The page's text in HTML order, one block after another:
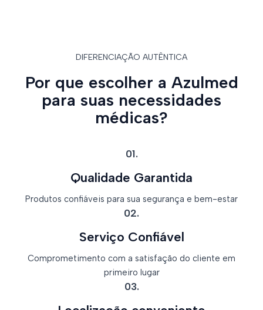
DIFERENCIAÇÃO AUTÊNTICA
Por que escolher a Azulmed
para suas necessidades
médicas?
01.
Qualidade Garantida
Produtos confiáveis para sua segurança e bem-estar
02.
Serviço Confiável
Comprometimento com a satisfação do cliente em
primeiro lugar
03.